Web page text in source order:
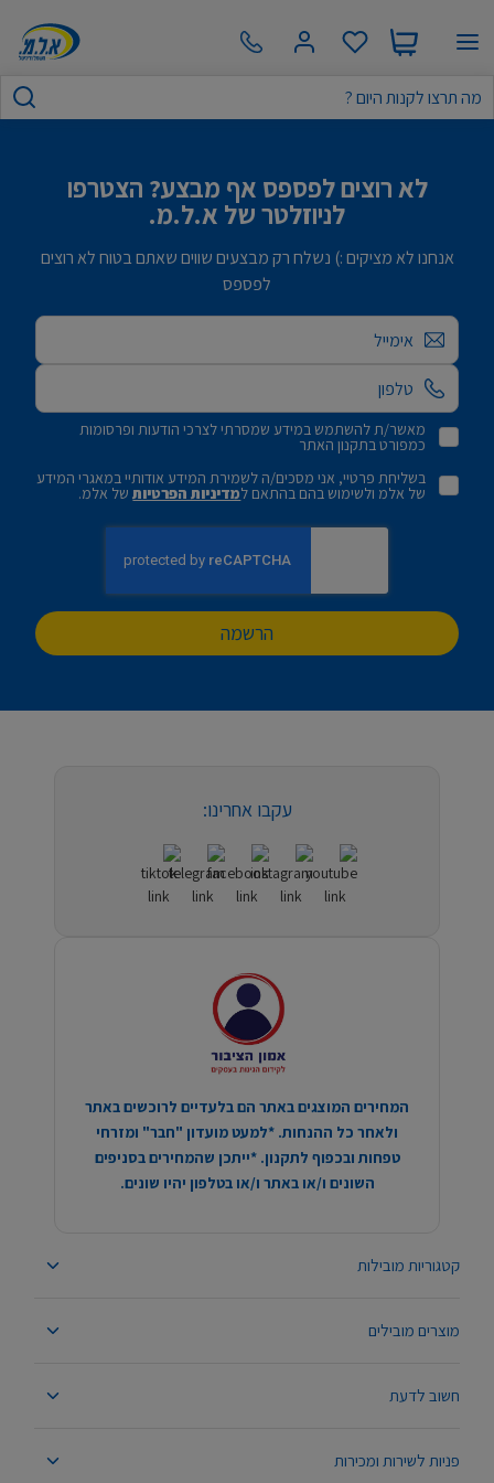
לא רוצים לפספס אף מבצע? הצטרפו
לניוזלטר של א.ל.מ.
אנחנו לא מציקים :) נשלח רק מבצעים שווים שאתם בטוח לא רוצים
לפספס
אימייל
מאשר/ת להשתמש במידע שמסרתי לצרכי הודעות ופרסומות
כמפורט בתקנון האתר
בשליחת פרטיי, אני מסכים/ה לשמירת המידע אודותיי במאגרי המידע
של אלמ ולשימוש בהם בהתאם למדיניות הפרטיותשל אלמ.
הרשמה
קטגוריות מובילות
מוצרים מובילים
חשוב לדעת
פניות לשירות ומכירות
עקבו אחרינו:
המחירים המוצגים באתר הם בלעדיים לרוכשים באתר
ולאחר כל ההנחות. *למעט מועדון "חבר" ומזרחי
טפחות ובכפוף לתקנון. *ייתכן שהמחירים בסניפים
השונים ו/או באתר ו/או בטלפון יהיו שונים.